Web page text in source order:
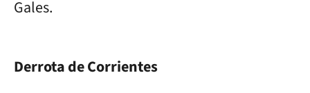
Gales.
Derrota de Corrientes